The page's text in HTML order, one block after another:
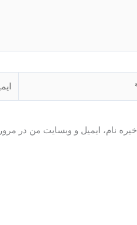
نام، ایمیل و وبسایت من در